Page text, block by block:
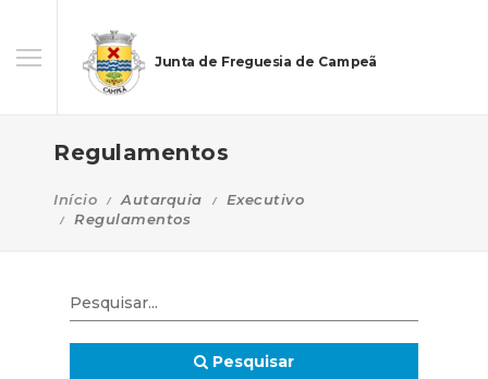
Junta de Freguesia de Campeã
Regulamentos
Início Autarquia
Executivo
Regulamentos
Pesquisar